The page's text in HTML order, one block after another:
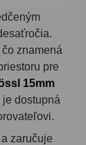
znamená
pre
15mm
dostupná
zaručuje